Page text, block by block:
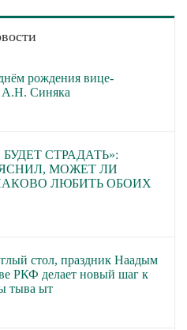
рождения вице-
А.Н. Синяка
СТРАДАТЬ»:
МОЖЕТ ЛИ
ЛЮБИТЬ ОБОИХ
стол, праздник Наадым
РКФ делает новый шаг к
тыва ыт